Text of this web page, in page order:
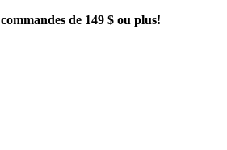
de 149 $ ou plus!